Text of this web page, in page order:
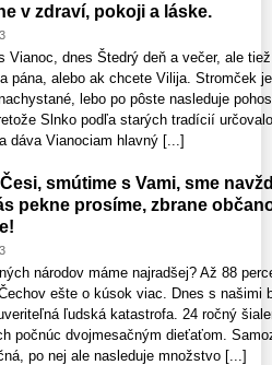
v zdraví, pokoji a láske.
Vianoc, dnes Štedrý deň a večer, ale
pána, alebo ak chcete Vilija. Stromček
lebo po pôste nasleduje
Slnko podľa starých tradícií
dáva Vianociam hlavný [...]
smútime s Vami, sme
pekne prosíme, zbrane
národov máme najradšej? Až 88
ešte o kúsok viac. Dnes s našimi
ľudská katastrofa. 24 ročný
počnúc dvojmesačným dieťaťom.
po nej ale nasleduje množstvo [...]